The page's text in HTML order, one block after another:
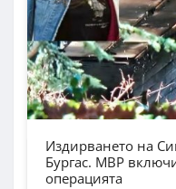
Издирването на
Бургас. МВР
операцията